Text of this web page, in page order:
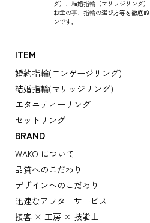
グ）、結婚指輪（マリッジリング
お金の事、指輪の選び方等を徹底
ンです。
ITEM
婚約指輪(エンゲージリング)
結婚指輪(マリッジリング)
エタニティーリング
セットリング
BRAND
WAKO について
品質へのこだわり
デザインへのこだわり
迅速なアフターサービス
接客 × 工房 × 技能士